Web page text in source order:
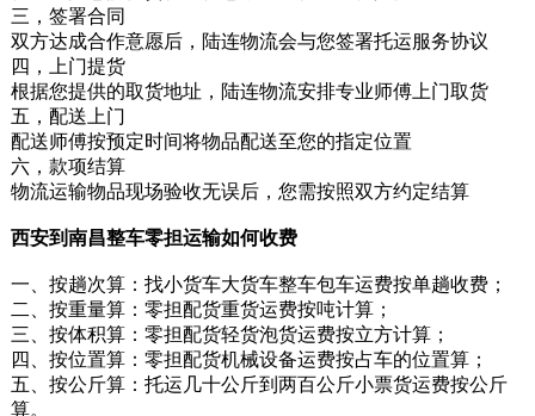
三，签署合同
双方达成合作意愿后，陆连物流会与您签署托运服务协议
四，上门提货
根据您提供的取货地址，陆连物流安排专业师傅上门取货
五，配送上门
配送师傅按预定时间将物品配送至您的指定位置
六，款项结算
物流运输物品现场验收无误后，您需按照双方约定结算
西安到南昌整车零担运输如何收费
一、按趟次算：找小货车大货车整车包车运费按单趟收费；
二、按重量算：零担配货重货运费按吨计算；
三、按体积算：零担配货轻货泡货运费按立方计算；
四、按位置算：零担配货机械设备运费按占车的位置算；
五、按公斤算：托运几十公斤到两百公斤小票货运费按公斤
算。